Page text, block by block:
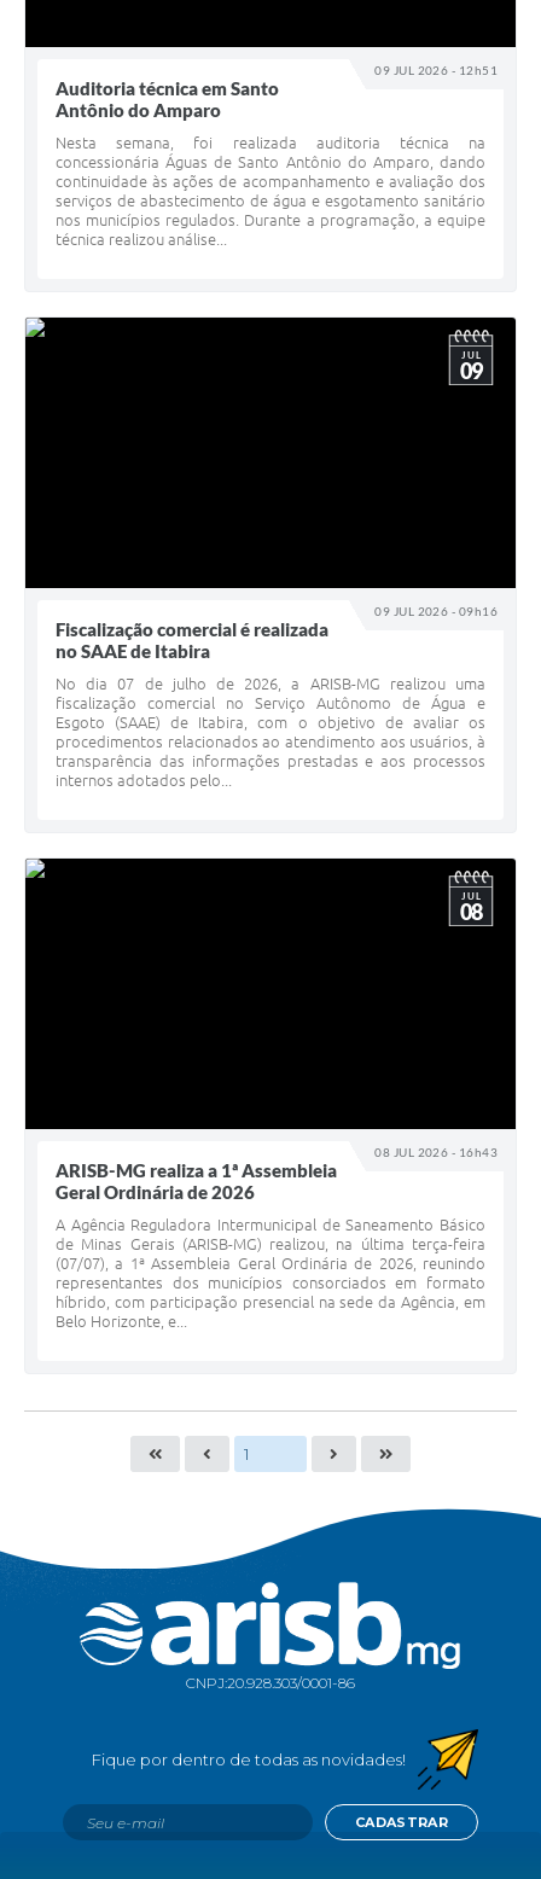
09 JUL 2026 - 12h51
Auditoria técnica em Santo
Antônio do Amparo
Nesta semana, foi realizada auditoria técnica na
concessionária Águas de Santo Antônio do Amparo, dando
continuidade às ações de acompanhamento e avaliação dos
serviços de abastecimento de água e esgotamento sanitário
nos municípios regulados. Durante a programação, a equipe
técnica realizou análise...
09 JUL 2026 - 09h16
JUL
09
Fiscalização comercial é realizada
no SAAE de Itabira
No dia 07 de julho de 2026, a ARISB-MG realizou uma
fiscalização comercial no Serviço Autônomo de Água e
Esgoto (SAAE) de Itabira, com o objetivo de avaliar os
procedimentos relacionados ao atendimento aos usuários, à
transparência das informações prestadas e aos processos
internos adotados pelo...
08 JUL 2026 - 16h43
JUL
08
ARISB-MG realiza a 1ª Assembleia
Geral Ordinária de 2026
A Agência Reguladora Intermunicipal de Saneamento Básico
de Minas Gerais (ARISB-MG) realizou, na última terça-feira
(07/07), a 1ª Assembleia Geral Ordinária de 2026, reunindo
representantes dos municípios consorciados em formato
híbrido, com participação presencial na sede da Agência, em
Belo Horizonte, e...
CNPJ:20.928.303/0001-86
CADASTRAR